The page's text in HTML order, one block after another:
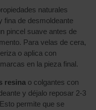
naturales
fina de desmoldeante
pincel suave antes de
Para velas de cera,
o aplica con
en la pieza final.
resina o colgantes con
y déjalo reposar 2-3
permite que se